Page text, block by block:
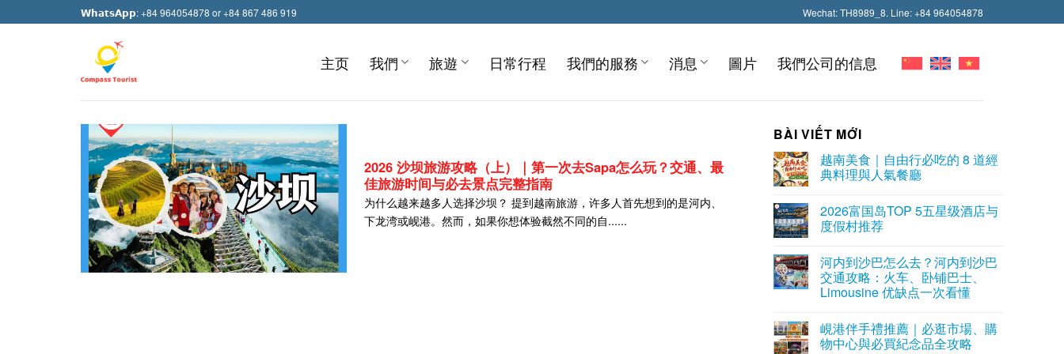
to
𝗪𝗵𝗮𝘁𝘀𝗔𝗽𝗽: +84 964054878 or +84 867 486 919 Wechat: TH8989_8. Line: +84 964054878
主页 我們 旅遊 日常行程 我們的服務 消息 圖片 我們公司的信息
2026 沙坝旅游攻略（上）｜第一次去Sapa怎么玩？交通、最
佳旅游时间与必去景点完整指南
为什么越来越多人选择沙坝？ 提到越南旅游，许多人首先想到的是河内、
下龙湾或岘港。然而，如果你想体验截然不同的自......
BÀI VIẾT MỚI
越南美食｜自由行必吃的 8 道經
典料理與人氣餐廳
2026富国岛TOP 5五星级酒店与
度假村推荐
河内到沙巴怎么去？河内到沙巴
交通攻略：火车、卧铺巴士、
Limousine 优缺点一次看懂
峴港伴手禮推薦｜必逛市場、購
物中心與必買紀念品全攻略